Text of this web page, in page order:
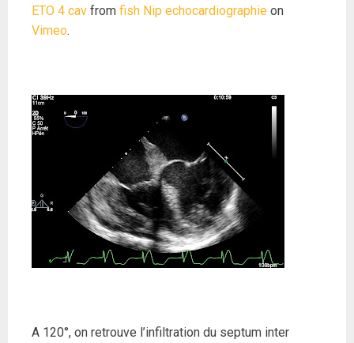
ETO 4 cav from fish Nip echocardiographie on
Vimeo.
A 120°, on retrouve l’infiltration du septum inter